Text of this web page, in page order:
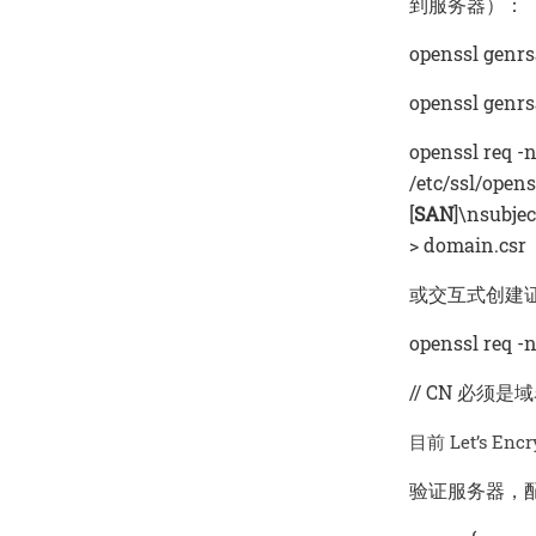
openssl
openssl
openssl req -
/etc/ssl/
[SAN
> domain.csr
或交互式创建
openssl req -
// CN 必须是
目前 Let’s
验证服务器，